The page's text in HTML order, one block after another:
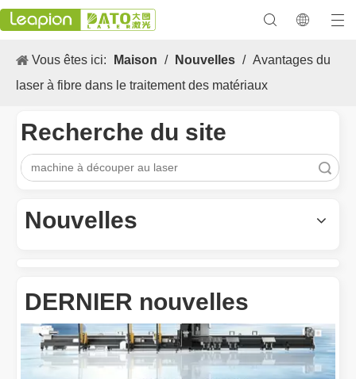
Vous êtes ici: Maison / Nouvelles / Avantages du
laser à fibre dans le traitement des matériaux
Recherche du site
Nouvelles
DERNIER nouvelles